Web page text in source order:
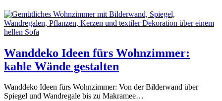
Wanddeko Ideen fürs Wohnzimmer:
kahle Wände gestalten
Wanddeko Ideen fürs Wohnzimmer: Von der Bilderwand über
Spiegel und Wandregale bis zu Makramee…